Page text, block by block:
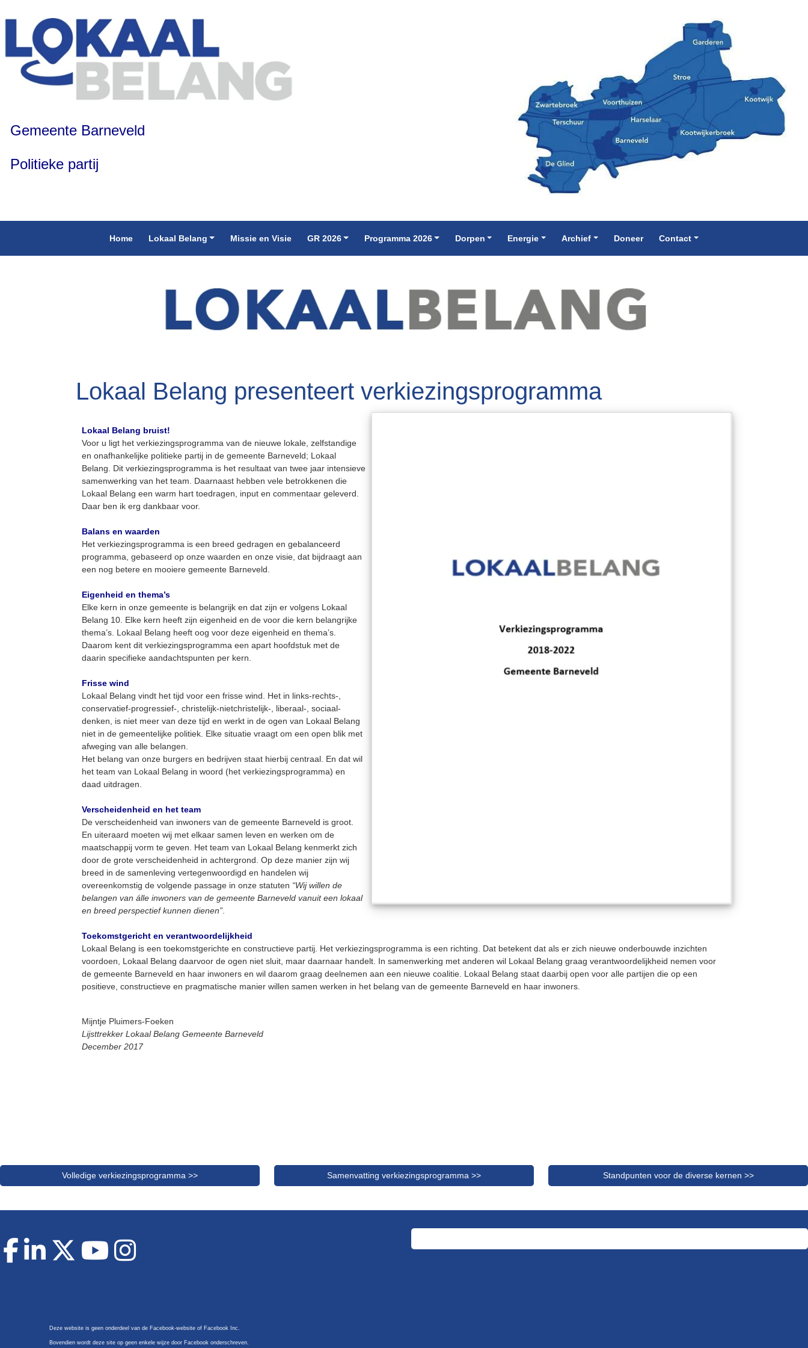
Gemeente Barneveld
Politieke partij
Home Lokaal Belang Missie en Visie GR 2026 Programma 2026 Dorpen Energie Archief Doneer Contact
Lokaal Belang presenteert verkiezingsprogramma
Lokaal Belang bruist!
Voor u ligt het verkiezingsprogramma van de nieuwe lokale, zelfstandige
en onafhankelijke politieke partij in de gemeente Barneveld; Lokaal
Belang. Dit verkiezingsprogramma is het resultaat van twee jaar intensieve
samenwerking van het team. Daarnaast hebben vele betrokkenen die
Lokaal Belang een warm hart toedragen, input en commentaar geleverd.
Daar ben ik erg dankbaar voor.
Balans en waarden
Het verkiezingsprogramma is een breed gedragen en gebalanceerd
programma, gebaseerd op onze waarden en onze visie, dat bijdraagt aan
een nog betere en mooiere gemeente Barneveld.
Eigenheid en thema’s
Elke kern in onze gemeente is belangrijk en dat zijn er volgens Lokaal
Belang 10. Elke kern heeft zijn eigenheid en de voor die kern belangrijke
thema’s. Lokaal Belang heeft oog voor deze eigenheid en thema’s.
Daarom kent dit verkiezingsprogramma een apart hoofdstuk met de
daarin specifieke aandachtspunten per kern.
Frisse wind
Lokaal Belang vindt het tijd voor een frisse wind. Het in links-rechts-,
conservatief-progressief-, christelijk-nietchristelijk-, liberaal-, sociaal-
denken, is niet meer van deze tijd en werkt in de ogen van Lokaal Belang
niet in de gemeentelijke politiek. Elke situatie vraagt om een open blik met
afweging van alle belangen.
Het belang van onze burgers en bedrijven staat hierbij centraal. En dat wil
het team van Lokaal Belang in woord (het verkiezingsprogramma) en
daad uitdragen.
Verscheidenheid en het team
De verscheidenheid van inwoners van de gemeente Barneveld is groot.
En uiteraard moeten wij met elkaar samen leven en werken om de
maatschappij vorm te geven. Het team van Lokaal Belang kenmerkt zich
door de grote verscheidenheid in achtergrond. Op deze manier zijn wij
breed in de samenleving vertegenwoordigd en handelen wij
overeenkomstig de volgende passage in onze statuten “Wij willen de
belangen van álle inwoners van de gemeente Barneveld vanuit een lokaal
en breed perspectief kunnen dienen”
Toekomstgericht en verantwoordelijkheid
Lokaal Belang is een toekomstgerichte en constructieve partij. Het verkiezingsprogramma is een richting. Dat betekent dat als er zich nieuwe onderbouwde inzichten
voordoen, Lokaal Belang daarvoor de ogen niet sluit, maar daarnaar handelt. In samenwerking met anderen wil Lokaal Belang graag verantwoordelijkheid nemen voor
de gemeente Barneveld en haar inwoners en wil daarom graag deelnemen aan een nieuwe coalitie. Lokaal Belang staat daarbij open voor alle partijen die op een
positieve, constructieve en pragmatische manier willen samen werken in het belang van de gemeente Barneveld en haar inwoners.
Mijntje Pluimers-Foeken
Lijsttrekker Lokaal Belang Gemeente Barneveld
December 2017
Volledige verkiezingsprogramma >> Samenvatting verkiezingsprogramma >> Standpunten voor de diverse kernen >>
Deze website is geen onderdeel van de Facebook-website of Facebook Inc.
Bovendien wordt deze site op geen enkele wijze door Facebook onderschreven.